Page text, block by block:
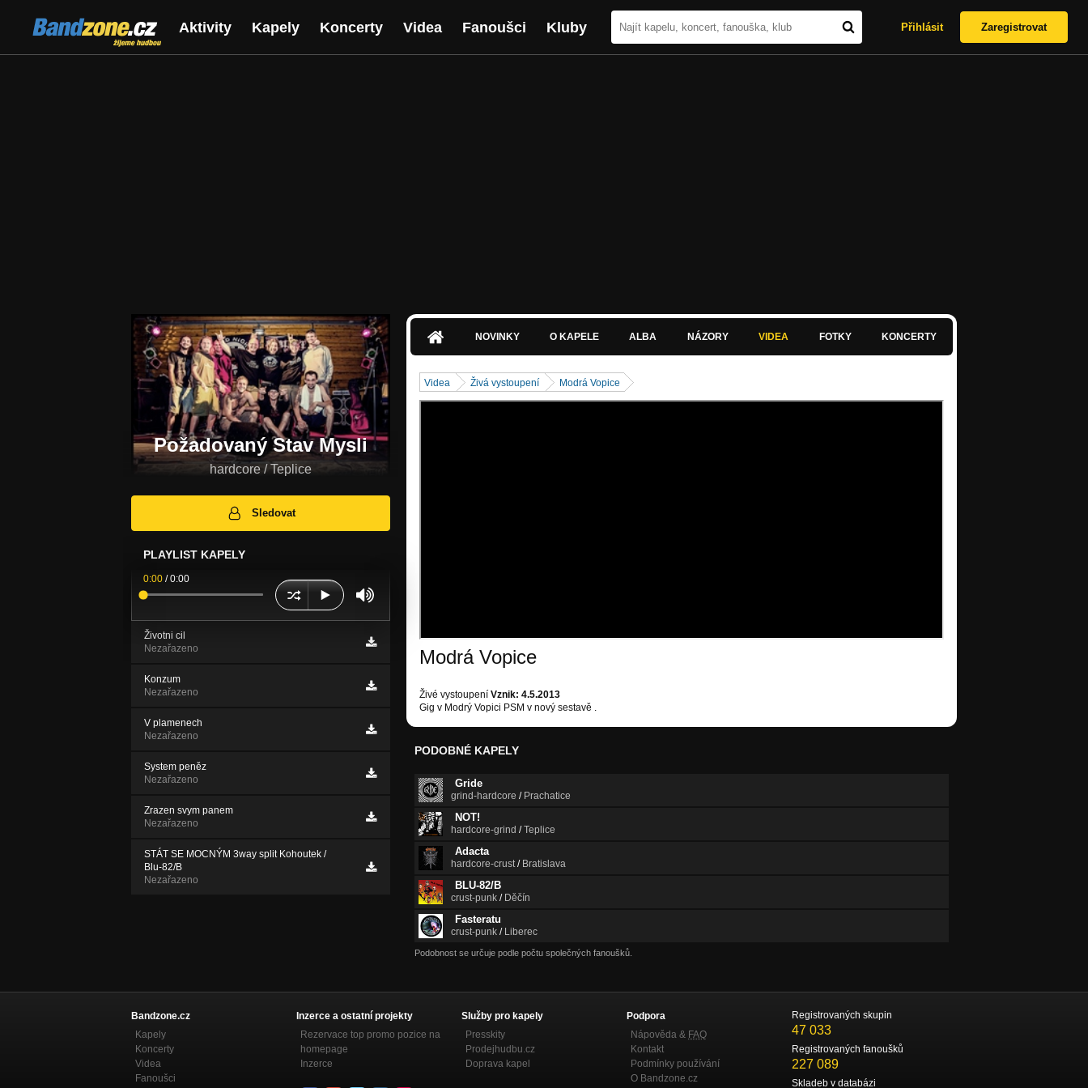
Bandzone.cz
žijeme hudbou
Aktivity Kapely Koncerty Videa Fanoušci Kluby Přihlásit Zaregistrovat
Požadovaný Stav Mysli
hardcore / Teplice
Sledovat
PLAYLIST KAPELY
0:00 /0:00
Životni cil
Nezařazeno
Konzum
Nezařazeno
V plamenech
Nezařazeno
System peněz
Nezařazeno
Zrazen svym panem
Nezařazeno
STÁT SE MOCNÝM 3way split Kohoutek /
Blu-82/B
Nezařazeno
NOVINKY O KAPELE ALBA NÁZORY VIDEA FOTKY KONCERTY
Videa Živá vystoupení Modrá Vopice
Modrá Vopice
Živé vystoupení Vznik: 4.5.2013
Gig v Modrý Vopici PSM v nový sestavě .
PODOBNÉ KAPELY
Gride
grind-hardcore / Prachatice
NOT!
hardcore-grind /Teplice
Adacta
hardcore-crust/ Bratislava
BLU-82/B
crust-punk / Děčín
Fasteratu
crust-punk / Liberec
Podobnost se určuje podle počtu společných fanoušků.
Bandzone.cz
Kapely
Koncerty
Videa
Fanoušci
Inzerce a ostatní projekty
Rezervace top promo pozice na
homepage
Inzerce
Služby pro kapely
Presskity
Prodejhudbu.cz
Doprava kapel
Podpora
Nápověda & FAQ
Kontakt
Podmínky používání
O Bandzone.cz
Registrovaných skupin
47 033
Registrovaných fanoušků
227 089
Skladeb v databázi